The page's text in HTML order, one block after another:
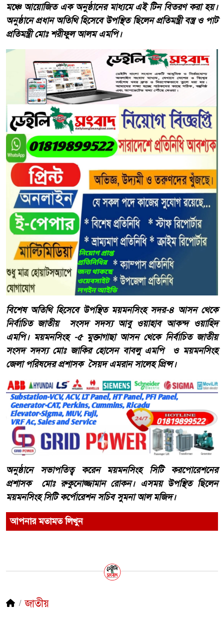
মঞ্চে আয়োজিত এক অনুষ্ঠানের মাধ্যমে এই টিন বিতরণ করা হয়।
অনুষ্ঠানে প্রধান অতিথি হিসেবে উপস্থিত ছিলেন প্রতিমন্ত্রী বস্ত্র ও পাট
প্রতিমন্ত্রী মোঃ শরীফুল আলম এমপি।
বিশেষ অতিথি হিসেবে উপস্থিত ময়মনসিংহ সদর-৪ আসন থেকে
নির্বাচিত জাতীয় সংসদ সদস্য আবু ওয়াহাব আকন্দ ওয়াহিদ
এমপি। ময়মনসিংহ -৫ মুক্তাগাছা আসন থেকে নির্বাচিত জাতীয়
সংসদ সদস্য মোঃ জাকির হোসেন বাবলু এমপি ও ময়মনসিংহ
জেলা পরিষদের প্রশাসক সৈয়দ এমরান সালেহ প্রিন্স।
অনুষ্ঠানে সভাপতিত্ব করেন ময়মনসিংহ সিটি করপোরেশনের
প্রশাসক মোঃ রুকুনোজ্জামান রোকন। এসময় উপস্থিত ছিলেন
ময়মনসিংহ সিটি কর্পোরেশন সচিব সুমনা আল মজিদ।
আপনার মতামত লিখুন
জাতীয়